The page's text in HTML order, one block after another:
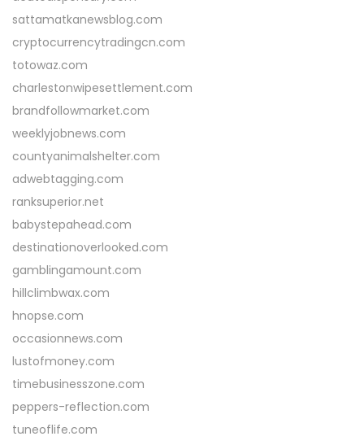
sattamatkanewsblog.com
cryptocurrencytradingcn.com
totowaz.com
charlestonwipesettlement.com
brandfollowmarket.com
weeklyjobnews.com
countyanimalshelter.com
adwebtagging.com
ranksuperior.net
babystepahead.com
destinationoverlooked.com
gamblingamount.com
hillclimbwax.com
hnopse.com
occasionnews.com
lustofmoney.com
timebusinesszone.com
peppers-reflection.com
tuneoflife.com